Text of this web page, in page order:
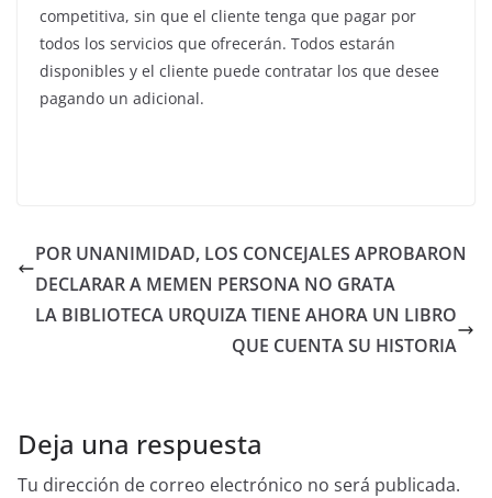
competitiva, sin que el cliente tenga que pagar por
todos los servicios que ofrecerán. Todos estarán
disponibles y el cliente puede contratar los que desee
pagando un adicional.
POR UNANIMIDAD, LOS CONCEJALES APROBARON
DECLARAR A MEMEN PERSONA NO GRATA
LA BIBLIOTECA URQUIZA TIENE AHORA UN LIBRO
QUE CUENTA SU HISTORIA
Deja una respuesta
Tu dirección de correo electrónico no será publicada.